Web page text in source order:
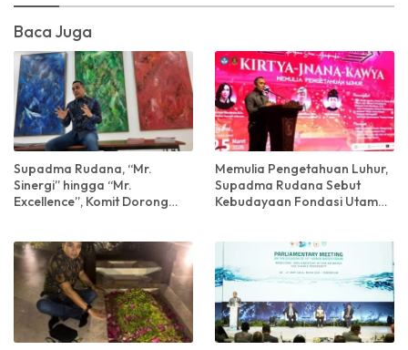
Baca Juga
Supadma Rudana, “Mr.
Sinergi” hingga “Mr.
Excellence”, Komit Dorong
Memulia Pengetahuan Luhur,
Supadma Rudana Sebut
Kebudayaan Fondasi Utama